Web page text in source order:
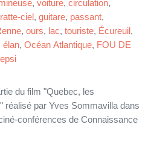
, voiture, circulation,
ciel, guitare, passant,
, ours, lac, touriste, Écureuil,
élan, Océan Atlantique, FOU DE
du film "Quebec, les
réalisé par Yves Sommavilla dans
conférences de Connaissance